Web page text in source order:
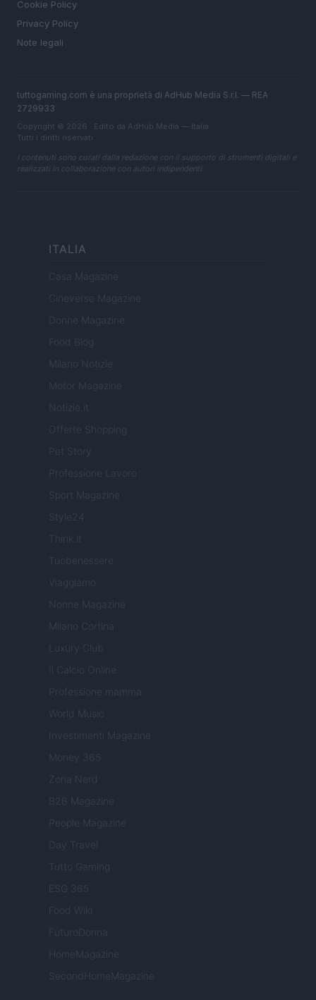
Cookie Policy
Privacy Policy
Note legali
tuttogaming.com è una proprietà di AdHub Media S.r.l. — REA
2729933
Copyright © 2026 · Edito da AdHub Media — Italia
Tutti i diritti riservati
I contenuti sono curati dalla redazione con il supporto di strumenti digitali e
realizzati in collaborazione con autori indipendenti.
ITALIA
Casa Magazine
Cineverse Magazine
Donne Magazine
Food Blog
Milano Notizie
Motor Magazine
Notizie.it
Offerte Shopping
Professione Lavoro
Sport Magazine
Style24
Think.it
Tuobenessere
Viaggiamo
Nonne Magazine
Milano Cortina
Luxury Club
Il Calcio Online
Professione mamma
World Music
Investimenti Magazine
Money 365
Zona Nerd
B2B Magazine
People Magazine
Day Travel
Tutto Gaming
ESG 365
Food Wiki
FuturoDonna
HomeMagazine
SecondHomeMagazine